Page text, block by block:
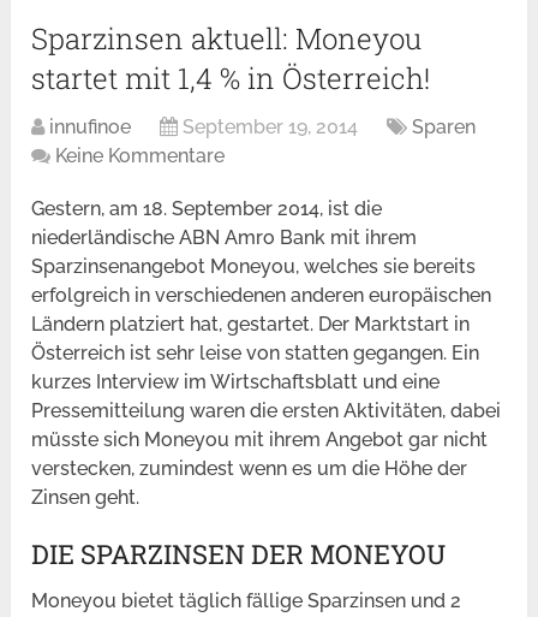
Sparzinsen aktuell: Moneyou
startet mit 1,4 % in Österreich!
innufinoe September 19, 2014
Sparen
Keine Kommentare
Gestern, am 18. September 2014, ist die
niederländische ABN Amro Bank mit ihrem
Sparzinsenangebot Moneyou, welches sie bereits
erfolgreich in verschiedenen anderen europäischen
Ländern platziert hat, gestartet. Der Marktstart in
Österreich ist sehr leise von statten gegangen. Ein
kurzes Interview im Wirtschaftsblatt und eine
Pressemitteilung waren die ersten Aktivitäten, dabei
müsste sich Moneyou mit ihrem Angebot gar nicht
verstecken, zumindest wenn es um die Höhe der
Zinsen geht.
DIE SPARZINSEN DER MONEYOU
Moneyou bietet täglich fällige Sparzinsen und 2